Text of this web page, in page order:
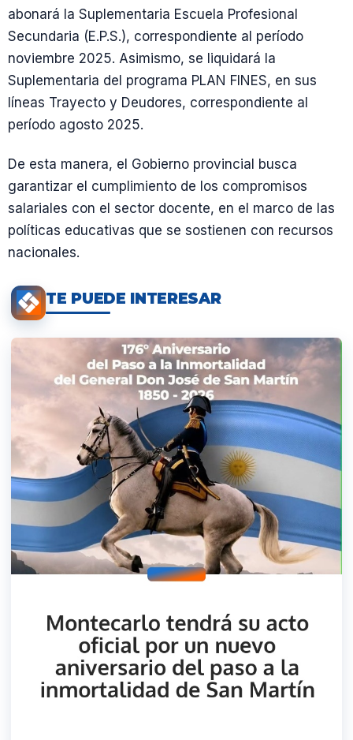
abonará la Suplementaria Escuela Profesional
Secundaria (E.P.S.), correspondiente al período
noviembre 2025. Asimismo, se liquidará la
Suplementaria del programa PLAN FINES, en sus
líneas Trayecto y Deudores, correspondiente al
período agosto 2025.
De esta manera, el Gobierno provincial busca
garantizar el cumplimiento de los compromisos
salariales con el sector docente, en el marco de las
políticas educativas que se sostienen con recursos
nacionales.
TE PUEDE INTERESAR